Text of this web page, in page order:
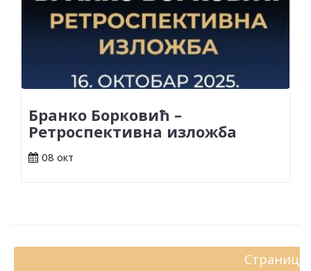
Бранко Борковић –
Ретроспективна изложба
08 окт
Страница